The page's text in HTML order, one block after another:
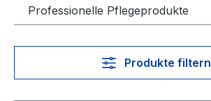
Professionelle Pflegeprodukte
Produkte filtern